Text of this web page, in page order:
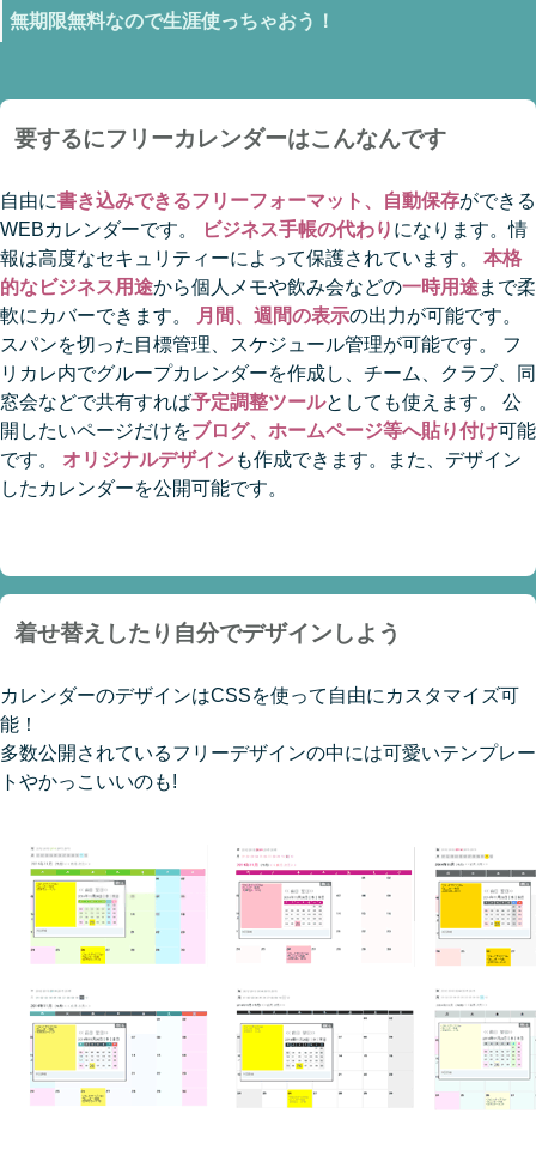
無期限無料なので生涯使っちゃおう！
要するにフリーカレンダーはこんなんです
自由に書き込みできるフリーフォーマット、自動保存ができる
WEBカレンダーです。
ビジネス手帳の代わり になります。情
報は高度なセキュリティーによって保護されています。 本格
的なビジネス用途から個人メモや飲み会などの一時用途まで柔
軟にカバーできます。
月間、週間の表示の出力が可能です。
スパンを切った目標管理、スケジュール管理が可能です。 フ
リカレ内でグループカレンダーを作成し、チーム、クラブ、同
窓会などで共有すれば予定調整ツールとしても使えます。 公
開したいページだけをブログ、ホームページ等へ貼り付け可能
です。 オリジナルデザインも作成できます。また、デザイン
したカレンダーを公開可能です。
着せ替えしたり自分でデザインしよう
カレンダーのデザインはCSSを使って自由にカスタマイズ可
能！
多数公開されているフリーデザインの中には可愛いテンプレー
トやかっこいいのも!